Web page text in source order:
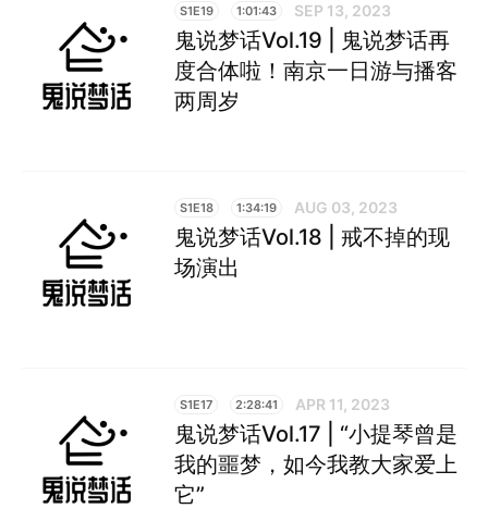
S1E19 1:01:43 SEP 13, 2023
鬼说梦话Vol.19 | 鬼说梦话再
度合体啦！南京一日游与播客
两周岁
S1E18 1:34:19 AUG 03, 2023
鬼说梦话Vol.18 | 戒不掉的现
场演出
S1E17 2:28:41 APR 11, 2023
鬼说梦话Vol.17 | “小提琴曾是
我的噩梦，如今我教大家爱上
它”